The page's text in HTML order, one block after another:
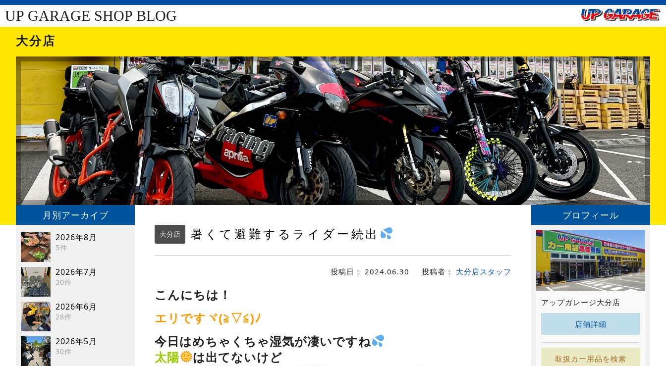
UP GARAGE SHOP BLOG
大分店
月別アーカイブ
2026年8月
5件
2026年7月
30件
2026年6月
28件
2026年5月
30件
大分店 暑くて避難するライダー続出
投稿日： 2024.06.30 投稿者： 大分店スタッフ
こんにちは！
エリですヾ(≧▽≦)ﾉ
今日はめちゃくちゃ湿気が凄いですね
太陽
は出てないけど
プロフィール
アップガレージ大分店
店舗詳細
取扱カー用品を検索